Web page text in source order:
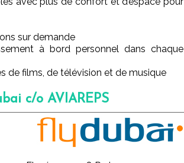
sur demande
à bord personnel dans chaque
de films, de télévision et de musique
c/o AVIAREPS